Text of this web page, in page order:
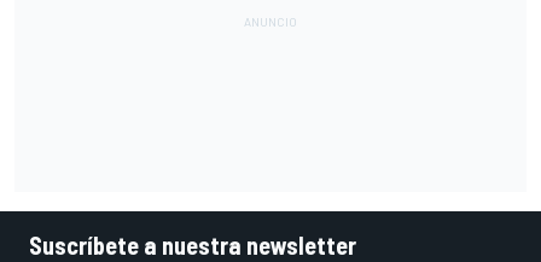
Suscríbete a nuestra newsletter